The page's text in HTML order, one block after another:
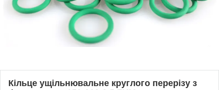
Кільце ущільнювальне круглого перерізу з